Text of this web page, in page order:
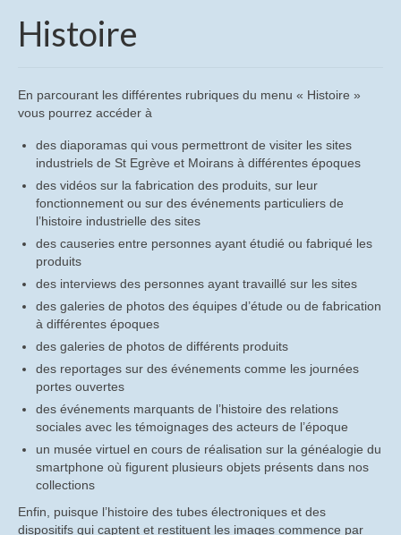
Actualités
Les infolettres de Tedimage38
CompteRendu_AG
CompteRendu_CA
Histoire
Historique du site de St Egrève
Vidéos historiques
Diaporamas historiques
Les causeries
Causeries sur les origines de Trixell
Causerie sur le métier de verrier à Thomson-
CSF puis Thales
Causerie sur les « Tubes à Oxydes » (Les TO)
Histoire
En parcourant les différentes rubriques du menu « Histoire »
vous pourrez accéder à
des diaporamas qui vous permettront de visiter les sites
industriels de St Egrève et Moirans à différentes époques
des vidéos sur la fabrication des produits, sur leur
fonctionnement ou sur des événements particuliers de
l’histoire industrielle des sites
des causeries entre personnes ayant étudié ou fabriqué les
produits
des interviews des personnes ayant travaillé sur les sites
des galeries de photos des équipes d’étude ou de fabrication
à différentes époques
des galeries de photos de différents produits
des reportages sur des événements comme les journées
portes ouvertes
des événements marquants de l’histoire des relations
sociales avec les témoignages des acteurs de l’époque
un musée virtuel en cours de réalisation sur la généalogie du
smartphone où figurent plusieurs objets présents dans nos
collections
Enfin, puisque l’histoire des tubes électroniques et des
dispositifs qui captent et restituent les images commence par